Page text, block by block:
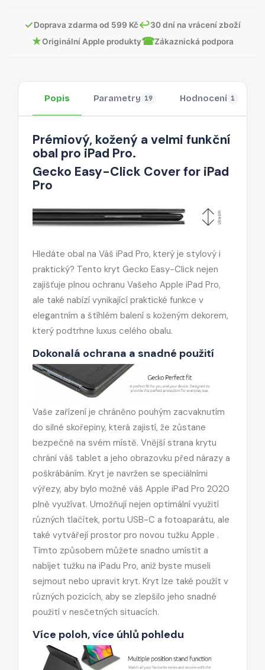
✓Doprava zdarma od 599 Kč↩30 dní na vrácení zboží
★Originální Apple produkty☎Zákaznická podpora
Popis Parametry 19 Hodnocení 1
Prémiový, kožený a velmi funkční
obal pro iPad Pro.
Gecko Easy-Click Cover for iPad
Pro
Hledáte obal na Váš iPad Pro, který je stylový i
praktický? Tento kryt Gecko Easy-Click nejen
zajišťuje plnou ochranu Vašeho Apple iPad Pro,
ale také nabízí vynikající praktické funkce v
elegantním a štíhlém balení s koženým dekorem,
který podtrhne luxus celého obalu.
Dokonalá ochrana a snadné použití
Vaše zařízení je chráněno pouhým zacvaknutím
do silné skořepiny, která zajistí, že zůstane
bezpečně na svém místě. Vnější strana krytu
chrání váš tablet a jeho obrazovku před nárazy a
poškrábáním. Kryt je navržen se speciálními
výřezy, aby bylo možné váš Apple iPad Pro 2020
plně využívat. Umožňují nejen optimální využití
různých tlačítek, portu USB-C a fotoaparátu, ale
také vytvářejí prostor pro novou tužku Apple .
Tímto způsobem můžete snadno umístit a
nabíjet tužku na iPadu Pro, aniž byste museli
sejmout nebo upravit kryt. Kryt lze také použít v
různých pozicích, aby se zlepšilo jeho snadné
použití v nesčetných situacích.
Více poloh, více úhlů pohledu